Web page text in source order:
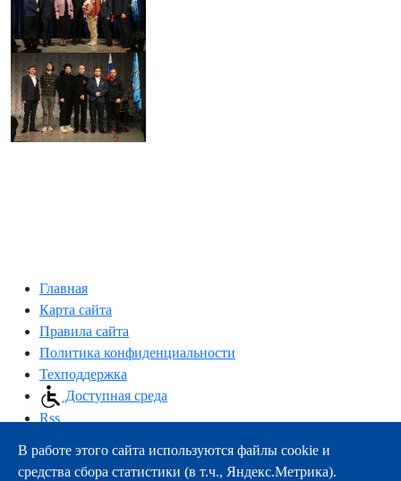
Главная
Карта сайта
Правила сайта
Политика конфиденциальности
Техподдержка
Доступная среда
Rss
163000, г.Архангельск, пр-т Троицкий, 51
тел.:+7 (8182) 21-11-63
В работе этого сайта используются файлы cookie и
средства сбора статистики (в т.ч., Яндекс.Метрика).